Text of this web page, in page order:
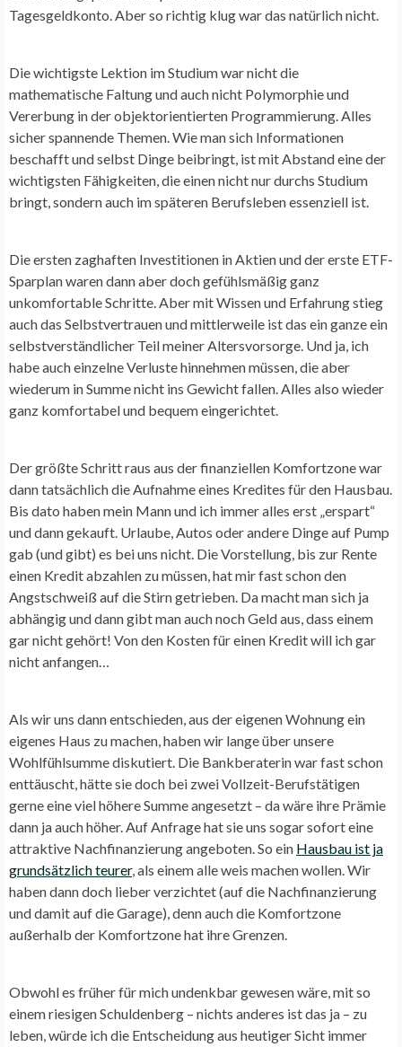
Tagesgeldkonto. Aber so richtig klug war das natürlich nicht.
Die wichtigste Lektion im Studium war nicht die
mathematische Faltung und auch nicht Polymorphie und
Vererbung in der objektorientierten Programmierung. Alles
sicher spannende Themen. Wie man sich Informationen
beschafft und selbst Dinge beibringt, ist mit Abstand eine der
wichtigsten Fähigkeiten, die einen nicht nur durchs Studium
bringt, sondern auch im späteren Berufsleben essenziell ist.
Die ersten zaghaften Investitionen in Aktien und der erste ETF-
Sparplan waren dann aber doch gefühlsmäßig ganz
unkomfortable Schritte. Aber mit Wissen und Erfahrung stieg
auch das Selbstvertrauen und mittlerweile ist das ein ganze ein
selbstverständlicher Teil meiner Altersvorsorge. Und ja, ich
habe auch einzelne Verluste hinnehmen müssen, die aber
wiederum in Summe nicht ins Gewicht fallen. Alles also wieder
ganz komfortabel und bequem eingerichtet.
Der größte Schritt raus aus der finanziellen Komfortzone war
dann tatsächlich die Aufnahme eines Kredites für den Hausbau.
Bis dato haben mein Mann und ich immer alles erst „erspart“
und dann gekauft. Urlaube, Autos oder andere Dinge auf Pump
gab (und gibt) es bei uns nicht. Die Vorstellung, bis zur Rente
einen Kredit abzahlen zu müssen, hat mir fast schon den
Angstschweiß auf die Stirn getrieben. Da macht man sich ja
abhängig und dann gibt man auch noch Geld aus, dass einem
gar nicht gehört! Von den Kosten für einen Kredit will ich gar
nicht anfangen…
Als wir uns dann entschieden, aus der eigenen Wohnung ein
eigenes Haus zu machen, haben wir lange über unsere
Wohlfühlsumme diskutiert. Die Bankberaterin war fast schon
enttäuscht, hätte sie doch bei zwei Vollzeit-Berufstätigen
gerne eine viel höhere Summe angesetzt – da wäre ihre Prämie
dann ja auch höher. Auf Anfrage hat sie uns sogar sofort eine
attraktive Nachfinanzierung angeboten. So ein Hausbau ist ja
grundsätzlich teurer, als einem alle weis machen wollen. Wir
haben dann doch lieber verzichtet (auf die Nachfinanzierung
und damit auf die Garage), denn auch die Komfortzone
außerhalb der Komfortzone hat ihre Grenzen.
Obwohl es früher für mich undenkbar gewesen wäre, mit so
einem riesigen Schuldenberg – nichts anderes ist das ja – zu
leben, würde ich die Entscheidung aus heutiger Sicht immer